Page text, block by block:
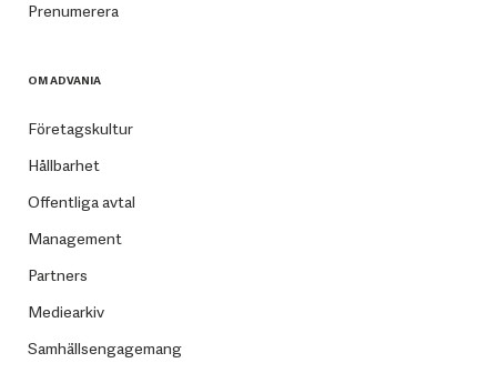
Prenumerera
OM ADVANIA
Företagskultur
Hållbarhet
Offentliga avtal
Management
Partners
Mediearkiv
Samhällsengagemang